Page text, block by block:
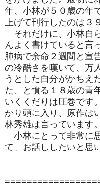
年、小林が５０歳の年
上げて刊行したのは３
それだけに、小林自
んよく書けていると言
肺病で余命２週間と宣
の冷酷さを嘆いて、万
うとした自分がかちえ
た、と憤る１８歳の青
いくくだりは圧巻です
かり頭に入り、原作は
林秀雄は言っています。
小林にとって非常に
て、お話ししたいと思